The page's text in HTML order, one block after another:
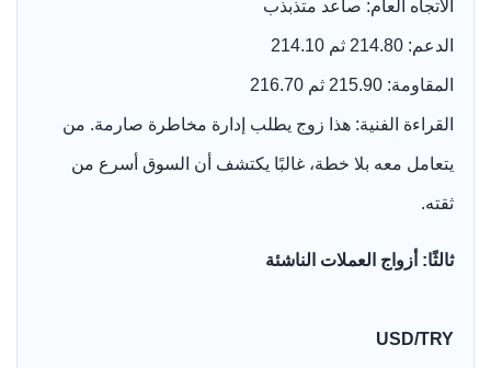
الاتجاه العام: صاعد متذبذب
الدعم: 214.80 ثم 214.10
المقاومة: 215.90 ثم 216.70
القراءة الفنية: هذا زوج يطلب إدارة مخاطرة صارمة. من
يتعامل معه بلا خطة، غالبًا يكتشف أن السوق أسرع من
ثقته.
ثالثًا: أزواج العملات الناشئة
USD/TRY